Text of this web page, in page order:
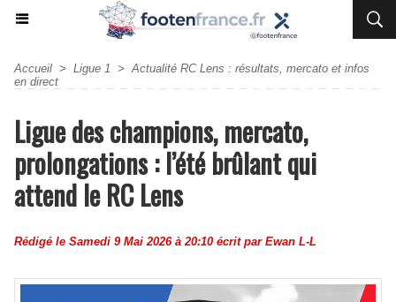
Accueil > Ligue 1 > Actualité RC Lens : résultats, mercato et infos
en direct
Ligue des champions, mercato,
prolongations : l’été brûlant qui
attend le RC Lens
Rédigé le Samedi 9 Mai 2026 à 20:10 écrit par Ewan L-L